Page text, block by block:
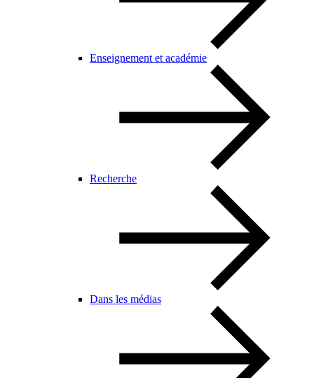
Enseignement et académie
Recherche
Dans les médias